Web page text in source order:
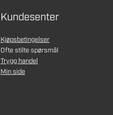
Kundesenter
Kjøpsbetingelser
Ofte stilte spørsmål
Trygg handel
Min side